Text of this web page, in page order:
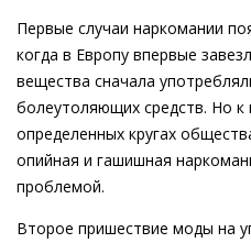
Первые случаи наркомании
когда в Европу впервые
вещества сначала
болеутоляющих средств. Но к
определенных кругах
опийная и гашишная
проблемой.
Второе пришествие моды на